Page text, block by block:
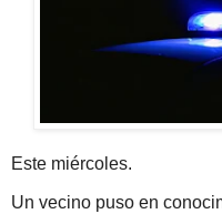
Este miércoles.
Un vecino puso en